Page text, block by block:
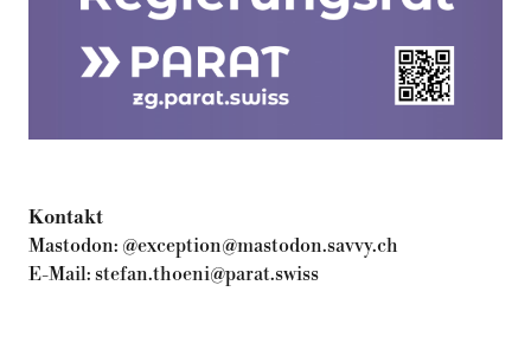
Kontakt
Mastodon: @exception@mastodon.savvy.ch
E-Mail: stefan.thoeni@parat.swiss